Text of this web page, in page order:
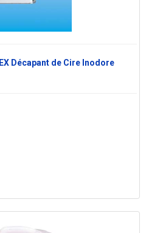
Décapant de Cire Inodore